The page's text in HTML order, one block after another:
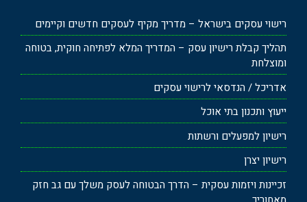
רישוי עסקים בישראל – מדריך מקיף לעסקים חדשים וקיימים
תהליך קבלת רישיון עסק – המדריך המלא לפתיחה חוקית, בטוחה
ומוצלחת
אדריכל / הנדסאי לרישוי עסקים
ייעוץ ותכנון בתי אוכל
רישיון למפעלים ורשתות
רישיון יצרן
זכיינות ויזמות עסקית – הדרך הבטוחה לעסק משלך עם גב חזק